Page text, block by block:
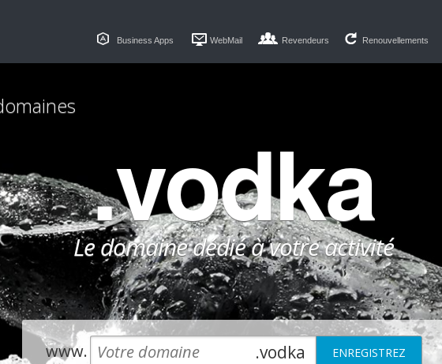
Business Apps WebMail Revendeurs Renouvellements
.vodka
Le domaine dédié à votre activité
www. .vodka